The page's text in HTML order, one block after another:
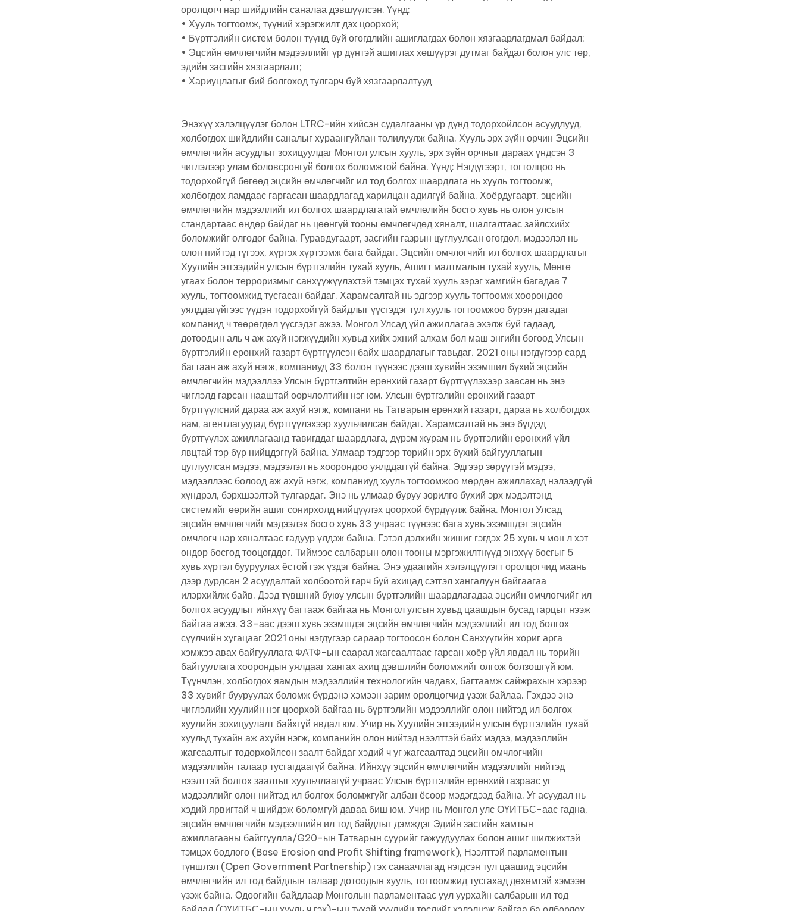
оролцогч нар шийдлийн саналаа дэвшүүлсэн. Үүнд:
• Хууль тогтоомж, түүний хэрэгжилт дэх цоорхой;
• Бүртгэлийн систем болон түүнд буй өгөгдлийн ашиглагдах болон хязгаарлагдмал байдал;
• Эцсийн өмчлөгчийн мэдээллийг үр дүнтэй ашиглах хөшүүрэг дутмаг байдал болон улс төр,
эдийн засгийн хязгаарлалт;
• Хариуцлагыг бий болгоход тулгарч буй хязгаарлалтууд
Энэхүү хэлэлцүүлэг болон LTRC-ийн хийсэн судалгааны үр дүнд тодорхойлсон асуудлууд,
холбогдох шийдлийн саналыг хураангуйлан толилуулж байна. Хууль эрх зүйн орчин Эцсийн
өмчлөгчийн асуудлыг зохицуулдаг Монгол улсын хууль, эрх зүйн орчныг дараах үндсэн 3
чиглэлээр улам боловсронгуй болгох боломжтой байна. Үүнд: Нэгдүгээрт, тогтолцоо нь
тодорхойгүй бөгөөд эцсийн өмчлөгчийг ил тод болгох шаардлага нь хууль тогтоомж,
холбогдох яамдаас гаргасан шаардлагад харилцан адилгүй байна. Хоёрдугаарт, эцсийн
өмчлөгчийн мэдээллийг ил болгох шаардлагатай өмчлөлийн босго хувь нь олон улсын
стандартаас өндөр байдаг нь цөөнгүй тооны өмчлөгчдөд хяналт, шалгалтаас зайлсхийх
боломжийг олгодог байна. Гуравдугаарт, засгийн газрын цуглуулсан өгөгдөл, мэдээлэл нь
олон нийтэд түгээх, хүргэх хүртээмж бага байдаг. Эцсийн өмчлөгчийг ил болгох шаардлагыг
Хуулийн этгээдийн улсын бүртгэлийн тухай хууль, Ашигт малтмалын тухай хууль, Мөнгө
угаах болон терроризмыг санхүүжүүлэхтэй тэмцэх тухай хууль зэрэг хамгийн багадаа 7
хууль, тогтоомжид тусгасан байдаг. Харамсалтай нь эдгээр хууль тогтоомж хоорондоо
уялддагүйгээс үүдэн тодорхойгүй байдлыг үүсгэдэг тул хууль тогтоомжоо бүрэн дагадаг
компанид ч төөрөгдөл үүсгэдэг ажээ. Монгол Улсад үйл ажиллагаа эхэлж буй гадаад,
дотоодын аль ч аж ахуй нэгжүүдийн хувьд хийх эхний алхам бол маш энгийн бөгөөд Улсын
бүртгэлийн ерөнхий газарт бүртгүүлсэн байх шаардлагыг тавьдаг. 2021 оны нэгдүгээр сард
багтаан аж ахуй нэгж, компаниуд 33 болон түүнээс дээш хувийн эзэмшил бүхий эцсийн
өмчлөгчийн мэдээллээ Улсын бүртгэлтийн ерөнхий газарт бүртгүүлэхээр заасан нь энэ
чиглэлд гарсан нааштай өөрчлөлтийн нэг юм. Улсын бүртгэлийн ерөнхий газарт
бүртгүүлсний дараа аж ахуй нэгж, компани нь Татварын ерөнхий газарт, дараа нь холбогдох
яам, агентлагуудад бүртгүүлэхээр хуульчилсан байдаг. Харамсалтай нь энэ бүгдэд
бүртгүүлэх ажиллагаанд тавигддаг шаардлага, дүрэм журам нь бүртгэлийн ерөнхий үйл
явцтай тэр бүр нийцдэггүй байна. Улмаар тэдгээр төрийн эрх бүхий байгууллагын
цуглуулсан мэдээ, мэдээлэл нь хоорондоо уялддаггүй байна. Эдгээр зөрүүтэй мэдээ,
мэдээллээс болоод аж ахуй нэгж, компаниуд хууль тогтоомжоо мөрдөн ажиллахад нэлээдгүй
хүндрэл, бэрхшээлтэй тулгардаг. Энэ нь улмаар буруу зорилго бүхий эрх мэдэлтэнд
системийг өөрийн ашиг сонирхолд нийцүүлэх цоорхой бүрдүүлж байна. Монгол Улсад
эцсийн өмчлөгчийг мэдээлэх босго хувь 33 учраас түүнээс бага хувь эзэмшдэг эцсийн
өмчлөгч нар хяналтаас гадуур үлдэж байна. Гэтэл дэлхийн жишиг гэгдэх 25 хувь ч мөн л хэт
өндөр босгод тооцогддог. Тиймээс салбарын олон тооны мэргэжилтнүүд энэхүү босгыг 5
хувь хүртэл бууруулах ёстой гэж үздэг байна. Энэ удаагийн хэлэлцүүлэгт оролцогчид маань
дээр дурдсан 2 асуудалтай холбоотой гарч буй ахицад сэтгэл хангалуун байгаагаа
илэрхийлж байв. Дээд түвшний буюу улсын бүртгэлийн шаардлагадаа эцсийн өмчлөгчийг ил
болгох асуудлыг ийнхүү багтааж байгаа нь Монгол улсын хувьд цаашдын бусад гарцыг нээж
байгаа ажээ. 33-аас дээш хувь эзэмшдэг эцсийн өмчлөгчийн мэдээллийг ил тод болгох
сүүлчийн хугацааг 2021 оны нэгдүгээр сараар тогтоосон болон Санхүүгийн хориг арга
хэмжээ авах байгууллага ФАТФ-ын саарал жагсаалтаас гарсан хоёр үйл явдал нь төрийн
байгууллага хоорондын уялдааг хангах ахиц дэвшлийн боломжийг олгож болзошгүй юм.
Түүнчлэн, холбогдох яамдын мэдээллийн технологийн чадавх, багтаамж сайжрахын хэрээр
33 хувийг бууруулах боломж бүрдэнэ хэмээн зарим оролцогчид үзэж байлаа. Гэхдээ энэ
чиглэлийн хуулийн нэг цоорхой байгаа нь бүртгэлийн мэдээллийг олон нийтэд ил болгох
хуулийн зохицуулалт байхгүй явдал юм. Учир нь Хуулийн этгээдийн улсын бүртгэлийн тухай
хуульд тухайн аж ахуйн нэгж, компанийн олон нийтэд нээлттэй байх мэдээ, мэдээллийн
жагсаалтыг тодорхойлсон заалт байдаг хэдий ч уг жагсаалтад эцсийн өмчлөгчийн
мэдээллийн талаар тусгагдаагүй байна. Ийнхүү эцсийн өмчлөгчийн мэдээллийг нийтэд
нээлттэй болгох заалтыг хуульчлаагүй учраас Улсын бүртгэлийн ерөнхий газраас уг
мэдээллийг олон нийтэд ил болгох боломжгүйг албан ёсоор мэдэгдээд байна. Уг асуудал нь
хэдий ярвигтай ч шийдэж боломгүй даваа биш юм. Учир нь Монгол улс ОҮИТБС-аас гадна,
эцсийн өмчлөгчийн мэдээллийн ил тод байдлыг дэмждэг Эдийн засгийн хамтын
ажиллагааны байггуулла/G20-ын Татварын суурийг гажуудуулах болон ашиг шилжихтэй
тэмцэх бодлого (Base Erosion and Profit Shifting framework), Нээлттэй парламентын
түншлэл (Open Government Partnership) гэх санаачлагад нэгдсэн тул цаашид эцсийн
өмчлөгчийн ил тод байдлын талаар дотоодын хууль, тогтоомжид тусгахад дөхөмтэй хэмээн
үзэж байна. Одоогийн байдлаар Монголын парламентаас уул уурхайн салбарын ил тод